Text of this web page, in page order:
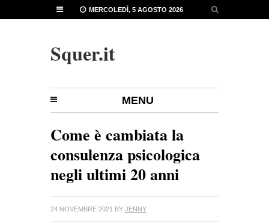
MERCOLEDÌ, 5 AGOSTO 2026
Squer.it
MENU
Come è cambiata la
consulenza psicologica
negli ultimi 20 anni
24 NOVEMBRE 2021 BY JENNY